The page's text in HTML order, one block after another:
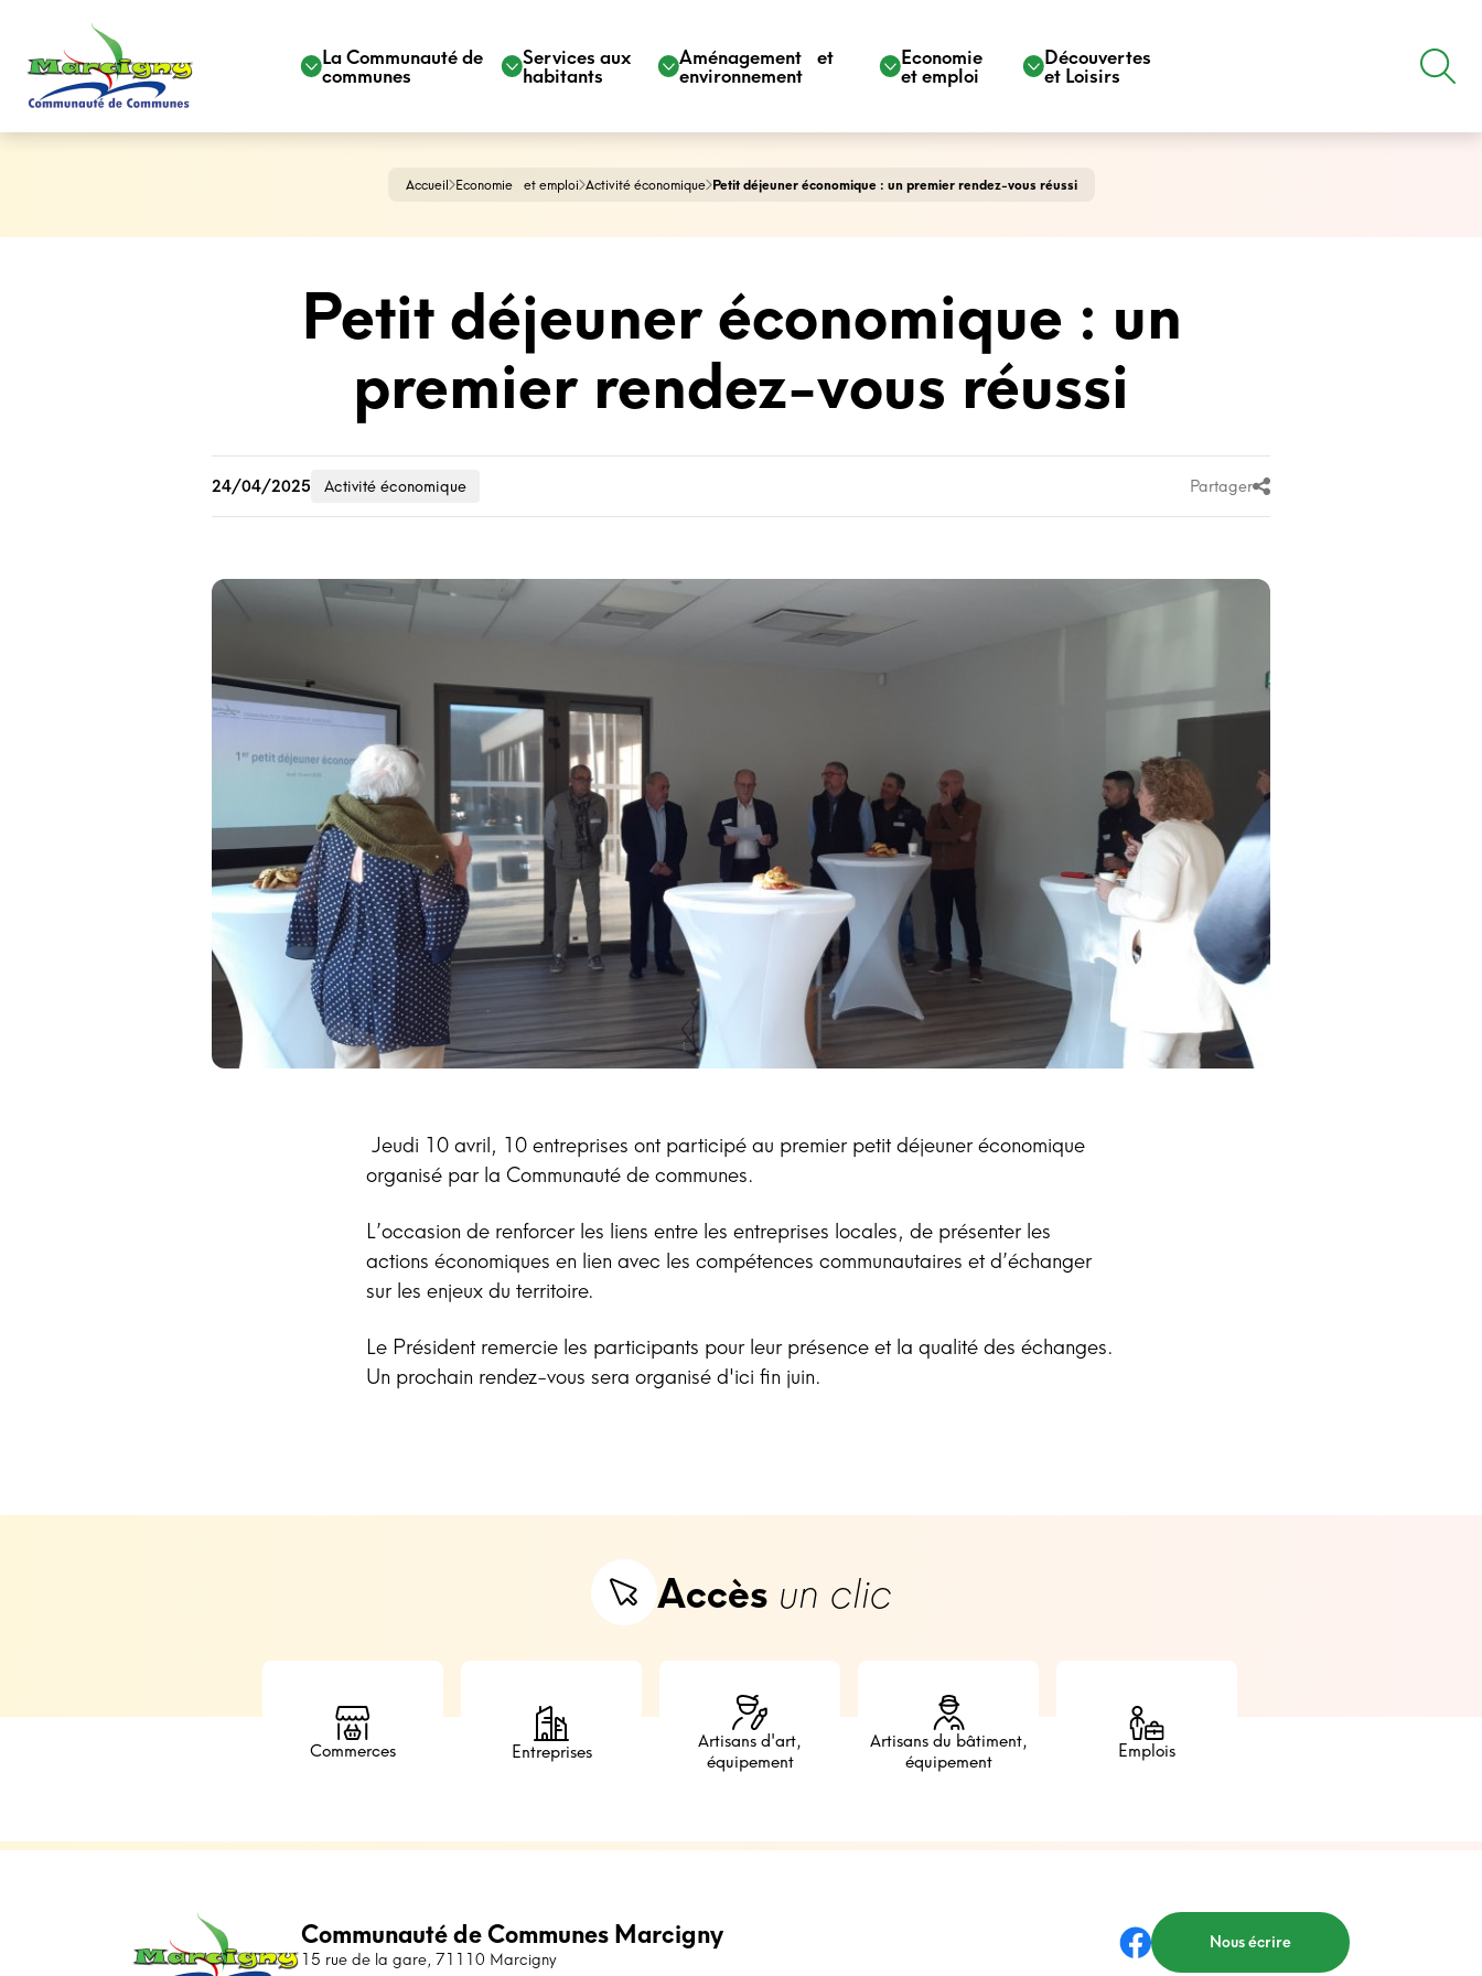
La Communauté de
communes
Services aux
habitants
Aménagement et
environnement
Economie
et emploi
Découvertes
et Loisirs
Accueil Economie et emploi Activité économique Petit déjeuner économique : un premier rendez-vous réussi
Petit déjeuner économique : un
premier rendez-vous réussi
24/04/2025 Activité économique Partager
Jeudi 10 avril, 10 entreprises ont participé au premier petit déjeuner économique
organisé par la Communauté de communes.
L’occasion de renforcer les liens entre les entreprises locales, de présenter les
actions économiques en lien avec les compétences communautaires et d’échanger
sur les enjeux du territoire.
Le Président remercie les participants pour leur présence et la qualité des échanges.
Un prochain rendez-vous sera organisé d'ici fin juin.
Accès un clic
Commerces Entreprises
Artisans d'art,
équipement
Artisans du bâtiment,
équipement
Emplois
Communauté de Communes Marcigny
15 rue de la gare, 71110 Marcigny
Nous écrire